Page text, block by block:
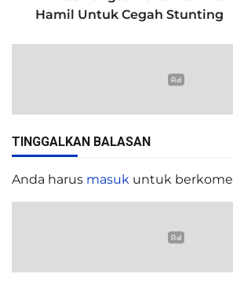
Hamil Untuk Cegah Stunting
TINGGALKAN BALASAN
Anda harus masuk untuk